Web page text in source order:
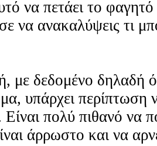
να πετάει το
να ανακαλύψεις τι
με δεδομένο δηλαδή
υπάρχει περίπτωση
Είναι πολύ πιθανό να
άρρωστο και να